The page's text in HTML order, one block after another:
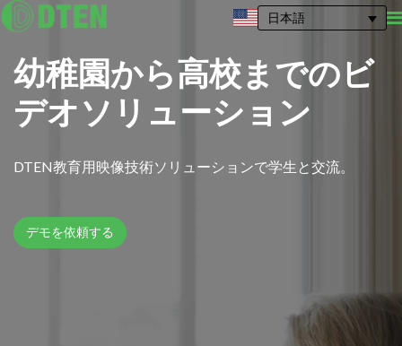
日本語
幼稚園から高校までのビ
デオソリューション
DTEN教育用映像技術ソリューションで学生と交流。
デモを依頼する